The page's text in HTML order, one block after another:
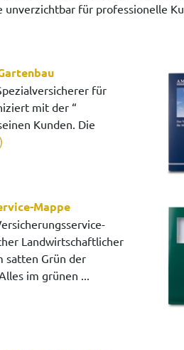
für professionelle
für
mit der “
Kunden. Die
Mappe
Landwirtschaftlicher
satten Grün der
im grünen ...